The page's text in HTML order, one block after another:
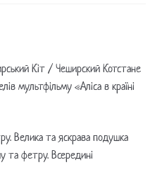
Кіт / Чеширский Котстане
мультфільму «Аліса в країні
Велика та яскрава подушка
та фетру. Всередині